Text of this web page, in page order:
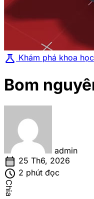
science Khám phá khoa học
Bom
admin
calendar_month 25 Th6, 2026
schedule 2 phút đọc